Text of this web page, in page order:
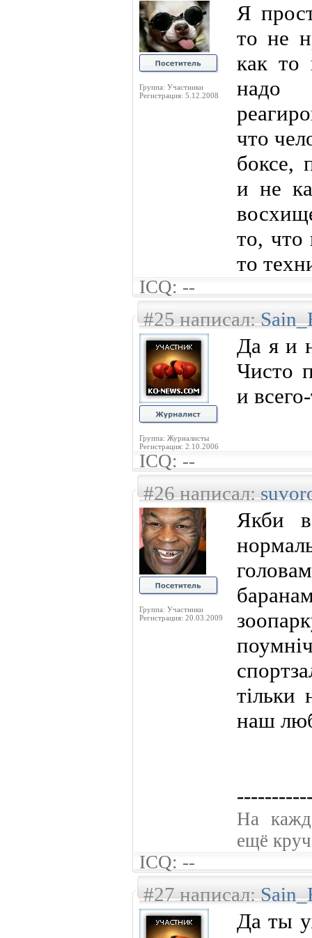
Группа: Участники
Регистрация: 5.12.2008
Я
то не
как то
надо
что
боксе,
и не
то, что
то
ICQ: --
#25 написал:
Группа: Журналисты
Регистрация: 2.10.2006
Да я и
Чисто
и
ICQ: --
#26 написал:
Группа: Участники
Регистрация: 20.03.2009
Якби
тільки
наш
На
ещё
ICQ: --
#27 написал:
Да ты